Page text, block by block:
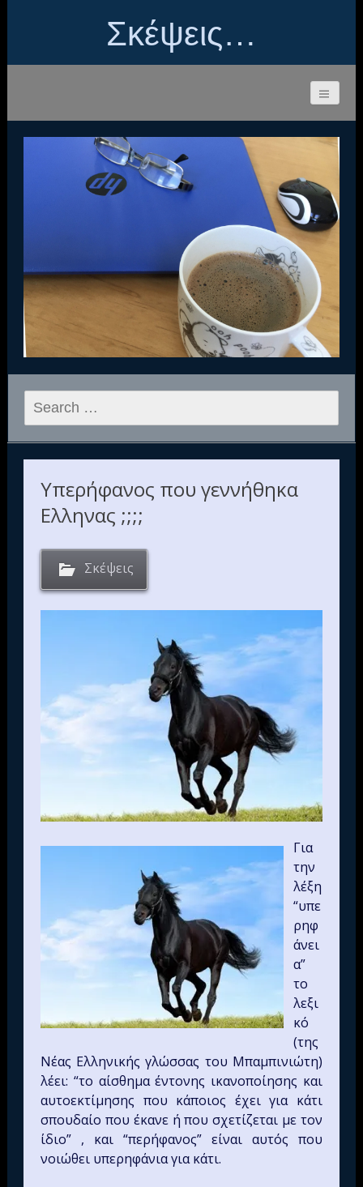
Σκέψεις…
Search
for:
Υπερήφανος που γεννήθηκα
Ελληνας ;;;;
Σκέψεις
Για
την
λέξη
“υπε
ρηφ
άνει
α”
το
λεξι
κό
(της
Νέας Ελληνικής γλώσσας του Μπαμπινιώτη)
λέει: “το αίσθημα έντονης ικανοποίησης και
αυτοεκτίμησης που κάποιος έχει για κάτι
σπουδαίο που έκανε ή που σχετίζεται με τον
ίδιο” , και “περήφανος” είναι αυτός που
νοιώθει υπερηφάνια για κάτι.